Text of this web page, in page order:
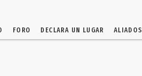
FORO DECLARA UN LUGAR ALIADOS